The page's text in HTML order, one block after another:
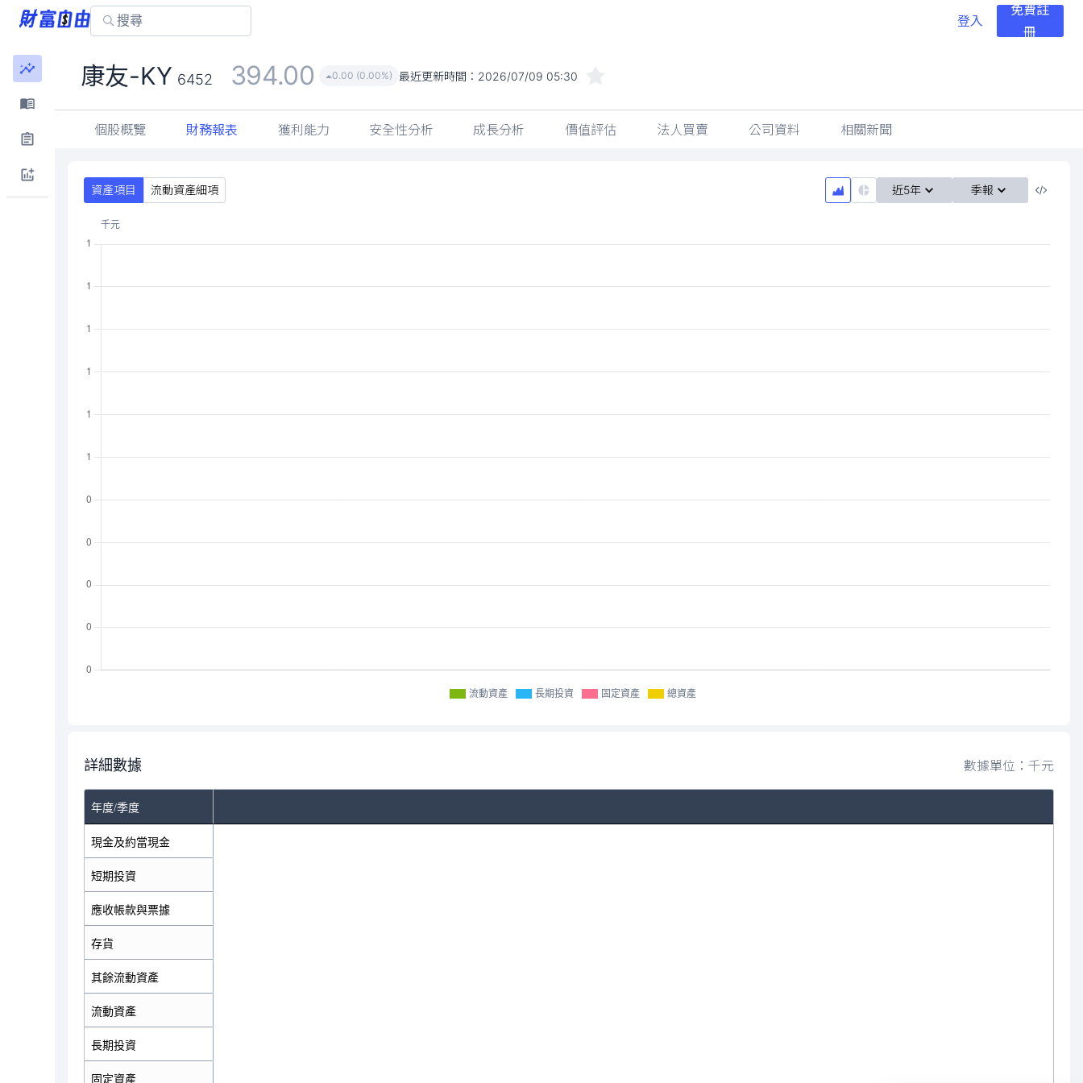
登入
免費註
冊
康友-KY 6452 394.00 0.00 (0.00%) 最近更新時間： 2026/07/09 05:30
個股概覽 財務報表 獲利能力 安全性分析 成長分析 價值評估 法人買賣 公司資料 相關新聞
資產項目 流動資產細項 近5年 季報
流動資產 長期投資 固定資產 總資產
詳細數據 數據單位：千元
年度/季度
現金及約當現金
短期投資
應收帳款與票據
存貨
其餘流動資產
流動資產
長期投資
固定資產